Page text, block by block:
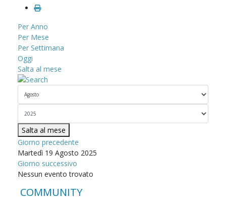
Per Anno
Per Mese
Per Settimana
Oggi
Salta al mese
Salta al mese
Giorno precedente
Martedì 19 Agosto 2025
Giorno successivo
Nessun evento trovato
COMMUNITY